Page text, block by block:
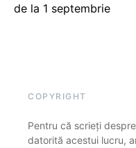
de la 1 septembrie
COPYRIGHT
Pentru că scrieți
datorită acestui lucru,